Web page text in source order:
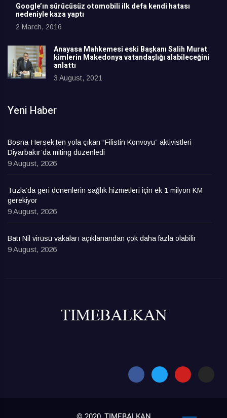
Google’ın sürücüsüz otomobili ilk defa kendi hatası
nedeniyle kaza yaptı
2 March, 2016
Anayasa Mahkemesi eski Başkanı Salih Murat
kimlerin Makedonya vatandaşlığı alabileceğini
anlattı
3 August, 2021
Yeni Haber
Bosna-Hersek’ten yola çıkan “Filistin Konvoyu” aktivistleri
Diyarbakır’da miting düzenledi
9 August, 2026
Tuzla’da geri dönenlerin sağlık hizmetleri için ek 1 milyon KM
gerekiyor
9 August, 2026
Batı Nil virüsü vakaları açıklanandan çok daha fazla olabilir
9 August, 2026